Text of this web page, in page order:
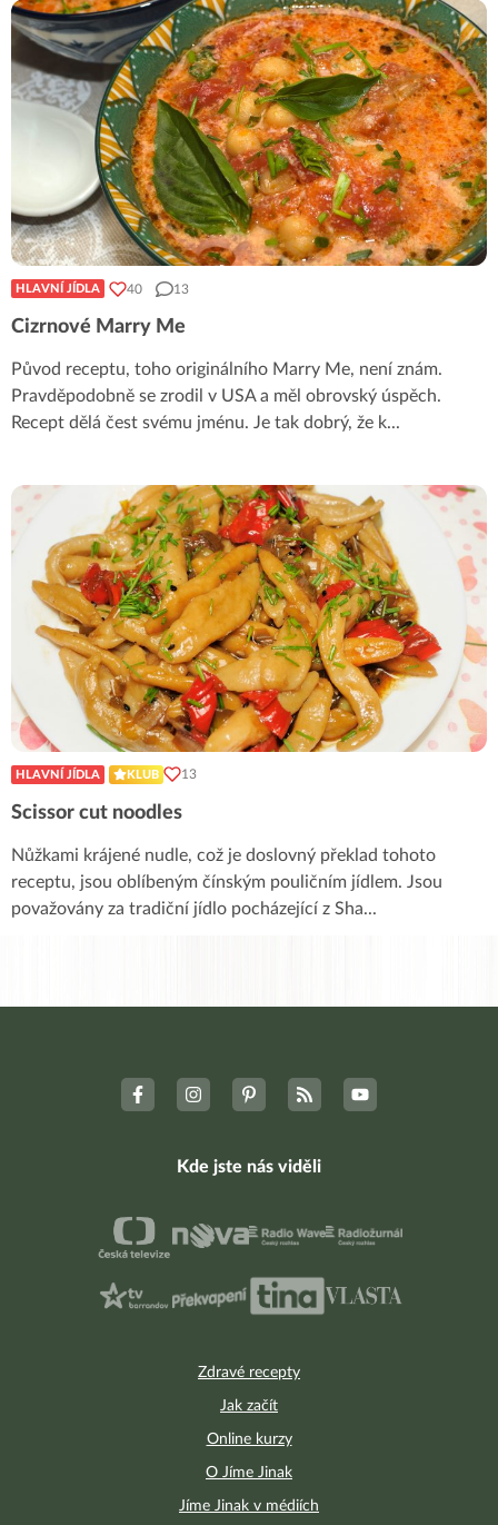
HLAVNÍ JÍDLA 40 13
Cizrnové Marry Me
Původ receptu, toho originálního Marry Me, není znám.
Pravděpodobně se zrodil v USA a měl obrovský úspěch.
Recept dělá čest svému jménu. Je tak dobrý, že k...
HLAVNÍ JÍDLA KLUB 13
Scissor cut noodles
Nůžkami krájené nudle, což je doslovný překlad tohoto
receptu, jsou oblíbeným čínským pouličním jídlem. Jsou
považovány za tradiční jídlo pocházející z Sha...
Zdravé recepty
Jak začít
Online kurzy
O Jíme Jinak
Jíme Jinak v médiích
Kde jste nás viděli